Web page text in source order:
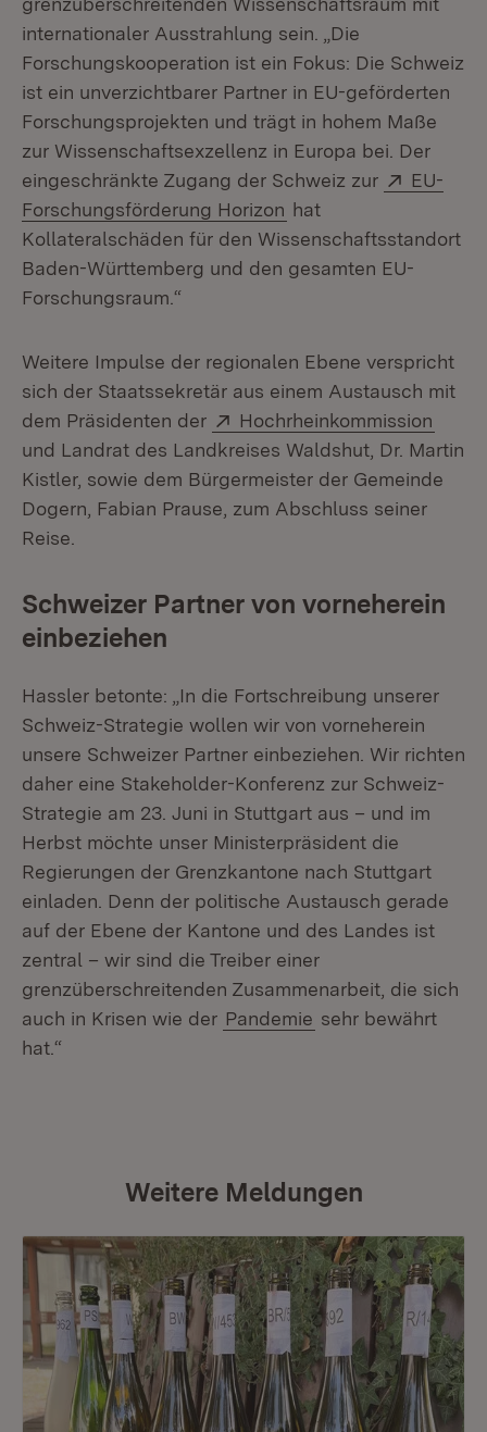
internationaler Ausstrahlung sein. „Die
Forschungskooperation ist ein Fokus: Die Schweiz
ist ein unverzichtbarer Partner in EU-geförderten
Forschungsprojekten und trägt in hohem Maße
zur Wissenschaftsexzellenz in Europa bei. Der
eingeschränkte Zugang der Schweiz zur
Extern:
EU-
Forschungsförderung Horizon (Öffnet in neuem
hat
Kollateralschäden für den Wissenschaftsstandort
Baden-Württemberg und den gesamten EU-
Forschungsraum.“
Weitere Impulse der regionalen Ebene verspricht
sich der Staatssekretär aus einem Austausch mit
dem Präsidenten der
Extern:
Hochrheinkommission
und Landrat des Landkreises Waldshut, Dr. Martin
Kistler, sowie dem Bürgermeister der Gemeinde
Dogern, Fabian Prause, zum Abschluss seiner
Reise.
Schweizer Partner von vorneherein
einbeziehen
Hassler betonte: „In die Fortschreibung unserer
Schweiz-Strategie wollen wir von vorneherein
unsere Schweizer Partner einbeziehen. Wir richten
daher eine Stakeholder-Konferenz zur Schweiz-
Strategie am 23. Juni in Stuttgart aus – und im
Herbst möchte unser Ministerpräsident die
Regierungen der Grenzkantone nach Stuttgart
einladen. Denn der politische Austausch gerade
auf der Ebene der Kantone und des Landes ist
zentral – wir sind die Treiber einer
grenzüberschreitenden Zusammenarbeit, die sich
auch in Krisen wie der Pandemie sehr bewährt
hat.“
Weitere Meldungen